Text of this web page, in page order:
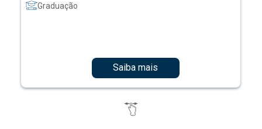
Graduação
Saiba mais